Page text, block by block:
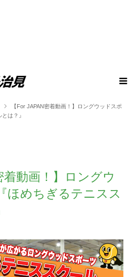
【For JAPAN密着動画！】ロングウッドスポ
は？』
着動画！】ロングウ
ほめちぎるテニスス